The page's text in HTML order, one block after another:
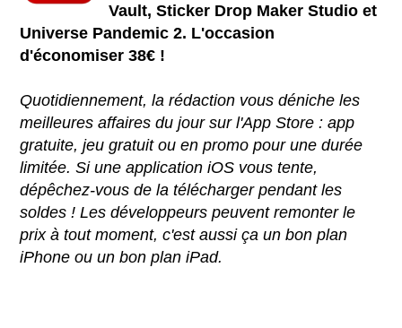
Vault, Sticker Drop Maker Studio et
Universe Pandemic 2. L'occasion
d'économiser 38€ !
Quotidiennement, la rédaction vous déniche les
meilleures affaires du jour sur l'App Store : app
gratuite, jeu gratuit ou en promo pour une durée
limitée. Si une application iOS vous tente,
dépêchez-vous de la télécharger pendant les
soldes ! Les développeurs peuvent remonter le
prix à tout moment, c'est aussi ça un bon plan
iPhone ou un bon plan iPad.